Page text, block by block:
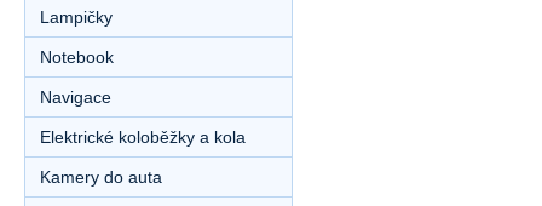
Lampičky
Notebook
Navigace
Elektrické koloběžky a kola
Kamery do auta